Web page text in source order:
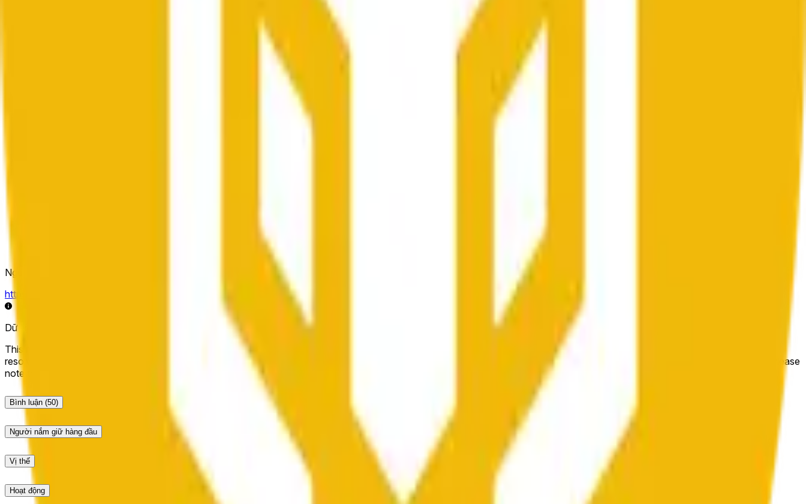
Nguồn giải quyết
https://data.chain.link/streams/bnb-usd
Dữ liệu trực tiếp có thể bị trễ vài giây và có thể bị ảnh hưởng bởi hoạt động giá trên các sàn khác và điều kiện thị trường rộng hơn.
This market will resolve to "Up" if the BNB price at the end of the time range specified in the title is greater than or equal to the price at the beginning of that range. Otherwise, it will
resolve to "Down". The resolution source for this market is information from Chainlink, specifically the BNB/USD data stream available at https://data.chain.link/streams/bnb-usd. Please
note that this market is about the price according to Chainlink data stream BNB/USD, not according to other sources or spot markets.
Bình luận (50)
Người nắm giữ hàng đầu
Vị thế
Hoạt động